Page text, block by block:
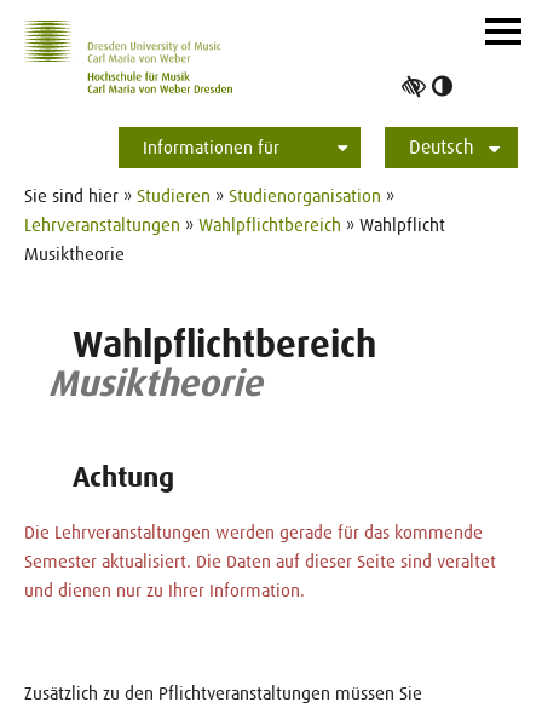
Informationen für
Studierende
Bewerber*innen
International
Presse
Alumni
Deutsch
ein-/
Sie sind hier » Studieren » Studienorganisation »
Lehrveranstaltungen » Wahlpflichtbereich » Wahlpflicht
Musiktheorie
Wahlpflichtbereich
Musiktheorie
Achtung
Die Lehrveranstaltungen werden gerade für das kommende
Semester aktualisiert. Die Daten auf dieser Seite sind veraltet
und dienen nur zu Ihrer Information.
Zusätzlich zu den Pflichtveranstaltungen müssen Sie